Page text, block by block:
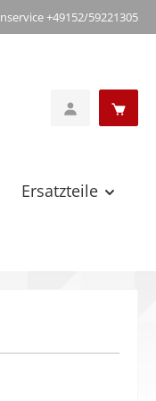
+49152/59221305
Ersatzteile